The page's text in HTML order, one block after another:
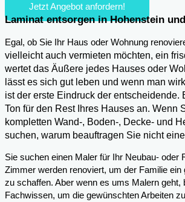
Jetzt Angebot anfordern!
Laminat entsorgen in Hohenstein
Egal, ob Sie Ihr Haus oder Wohnung
vielleicht auch vermieten möchten, ein
wertet das Äußere jedes Hauses oder
lässt es sich gut leben und wenn man
ist der erste Eindruck der entscheidende.
Ton für den Rest Ihres Hauses an. Wenn
kompletten Wand-, Boden-, Decke- und
suchen, warum beauftragen Sie nicht
Sie suchen einen Maler für Ihr Neubau- oder
Zimmer werden renoviert, um der Familie ein
zu schaffen. Aber wenn es ums Malern geht,
Fachwissen, um die gewünschten Arbeiten